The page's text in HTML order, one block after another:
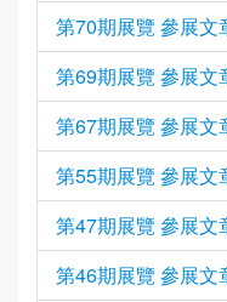
第70期展覽 參展文
第69期展覽 參展文
第67期展覽 參展文
第55期展覽 參展文
第47期展覽 參展文
第46期展覽 參展文